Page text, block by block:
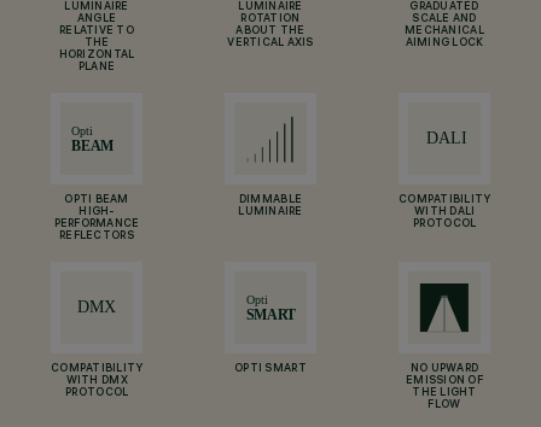
LUMINAIRE
ANGLE
RELATIVE TO
THE
HORIZONTAL
PLANE
LUMINAIRE
ROTATION
ABOUT THE
VERTICAL AXIS
GRADUATED
SCALE AND
MECHANICAL
AIMING LOCK
OPTI BEAM
HIGH-
PERFORMANCE
REFLECTORS
DIMMABLE
LUMINAIRE
COMPATIBILITY
WITH DALI
PROTOCOL
COMPATIBILITY
WITH DMX
PROTOCOL
OPTI SMART
NO UPWARD
EMISSION OF
THE LIGHT
FLOW